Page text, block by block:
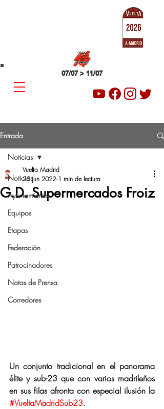
07/07 > 11/07
Entrada
Noticias
Ayuntamientos
Equipos
Etapas
Federación
Patrocinadores
Notas de Prensa
Corredores
Noticias
G.D. Supermercados Froiz
Vuelta Madrid
25 jun 2022 1 min de lectura
Un conjunto tradicional en el panorama
élite y sub-23 que con varios madrileños
#VueltaMadridSub23.